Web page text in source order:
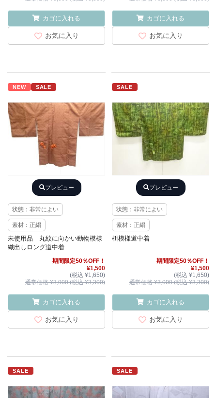
カゴに入れる
お気に入り
カゴに入れる
お気に入り
NEW SALE
プレビュー
状態：非常によい
素材：正絹
未使用品 丸紋に向かい動物模様
織出しロング道中着
期間限定50％OFF！
¥1,500
(税込 ¥1,650)
通常価格 ¥3,000 (税込 ¥3,300)
カゴに入れる
お気に入り
SALE
プレビュー
状態：非常によい
素材：正絹
枡模様道中着
期間限定50％OFF！
¥1,500
(税込 ¥1,650)
通常価格 ¥3,000 (税込 ¥3,300)
カゴに入れる
お気に入り
SALE SALE